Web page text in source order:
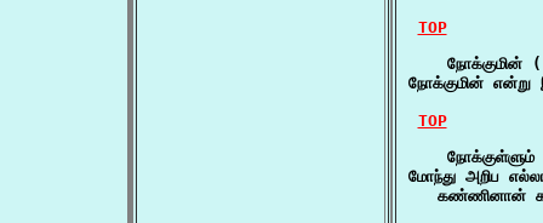
TOP
நோக்குமின்
நோக்குமின்
TOP
நோக்குள்ளும்
மோந்து அறிப
கண்ணினான்